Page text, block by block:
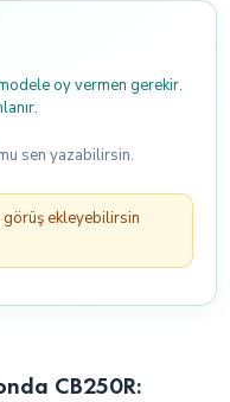
oy vermen gerekir.
sen yazabilirsin.
görüş ekleyebilirsin
CB250R: